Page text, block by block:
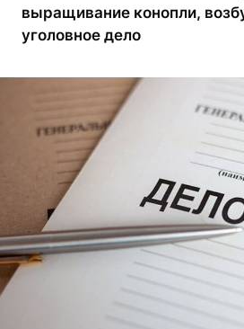
выращивание конопли,
уголовное дело